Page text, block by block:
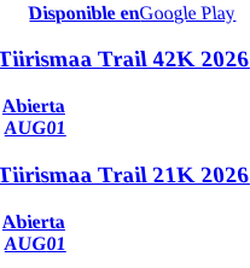
Disponible enGoogle Play
Trail 42K 2026
Abierta
AUG01
Trail 21K 2026
Abierta
AUG01